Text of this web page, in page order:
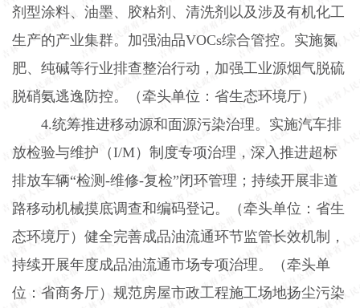
剂型涂料、油墨、胶粘剂、清洗剂以及涉及有机化工
生产的产业集群。加强油品VOCs综合管控。实施氮
肥、纯碱等行业排查整治行动，加强工业源烟气脱硫
脱硝氨逃逸防控。（牵头单位：省生态环境厅）
4.统筹推进移动源和面源污染治理。实施汽车排
放检验与维护（I/M）制度专项治理，深入推进超标
排放车辆“检测 -维修-复检”闭环管理；持续开展非道
路移动机械摸底调查和编码登记。（牵头单位：省生
态环境厅）健全完善成品油流通环节监管长效机制，
持续开展年度成品油流通市场专项治理。（牵头单
位：省商务厅）规范房屋市政工程施工场地扬尘污染